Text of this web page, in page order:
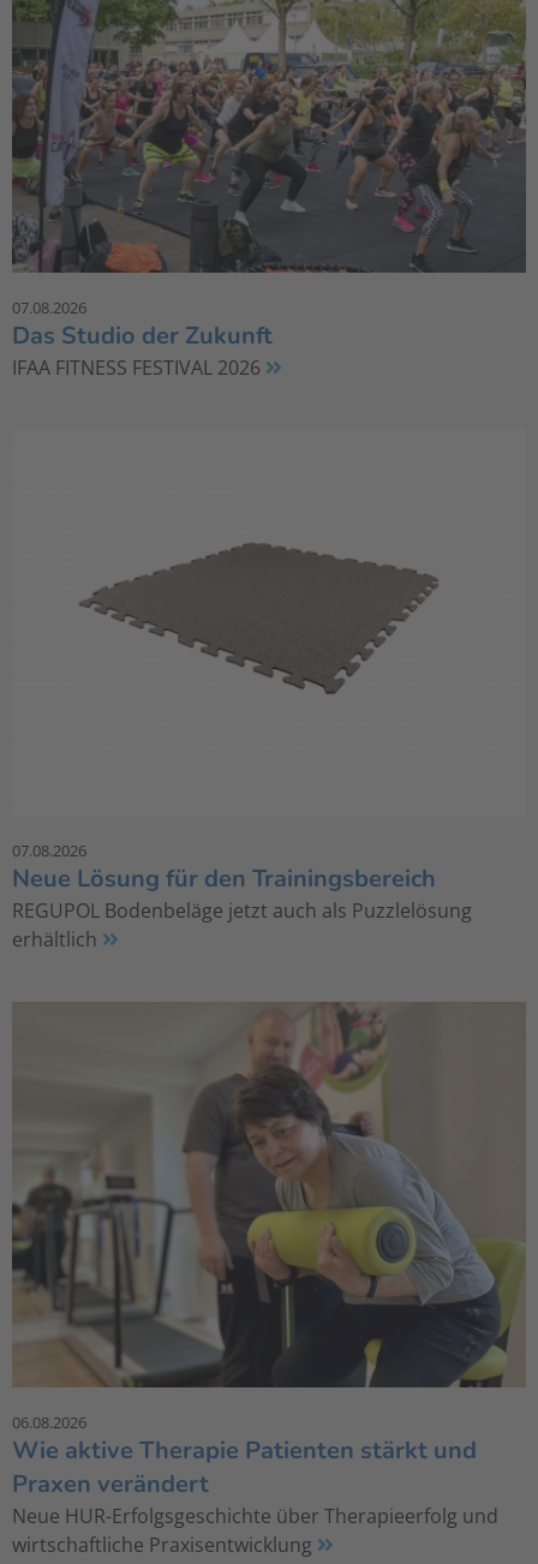
07.08.2026
Das Studio der Zukunft
IFAA FITNESS FESTIVAL 2026
07.08.2026
Neue Lösung für den Trainingsbereich
REGUPOL Bodenbeläge jetzt auch als Puzzlelösung
erhältlich
06.08.2026
Wie aktive Therapie Patienten stärkt und
Praxen verändert
Neue HUR-Erfolgsgeschichte über Therapieerfolg und
wirtschaftliche Praxisentwicklung